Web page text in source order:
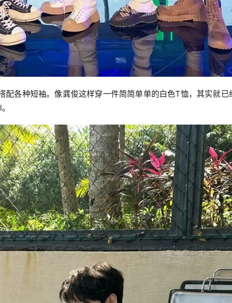
配各种短袖。像龚俊这样穿一件简简单单的白色T恤，其实就已